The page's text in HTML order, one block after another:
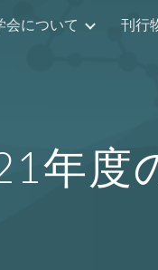
content
会について 刊行
年度